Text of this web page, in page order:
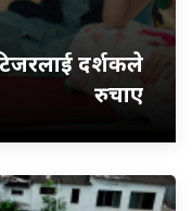
दर्शकले
रुचाए